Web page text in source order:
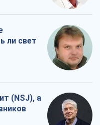
ли свет
(NSJ), а